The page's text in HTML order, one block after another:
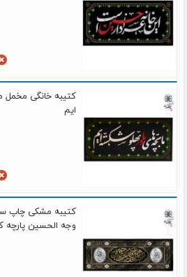
کتیبه خانگی مخمل
ایم
کتیبه مشکی چاپ
وجه الحسین پارچه